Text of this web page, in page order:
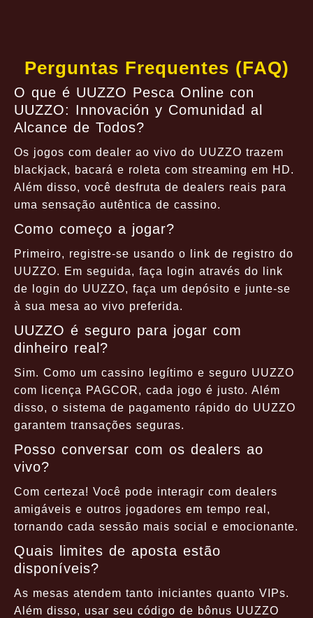
Perguntas Frequentes (FAQ)
O que é UUZZO Pesca Online con
UUZZO: Innovación y Comunidad al
Alcance de Todos?
Os jogos com dealer ao vivo do UUZZO trazem
blackjack, bacará e roleta com streaming em HD.
Além disso, você desfruta de dealers reais para
uma sensação autêntica de cassino.
Como começo a jogar?
Primeiro, registre-se usando o link de registro do
UUZZO. Em seguida, faça login através do link
de login do UUZZO, faça um depósito e junte-se
à sua mesa ao vivo preferida.
UUZZO é seguro para jogar com
dinheiro real?
Sim. Como um cassino legítimo e seguro UUZZO
com licença PAGCOR, cada jogo é justo. Além
disso, o sistema de pagamento rápido do UUZZO
garantem transações seguras.
Posso conversar com os dealers ao
vivo?
Com certeza! Você pode interagir com dealers
amigáveis e outros jogadores em tempo real,
tornando cada sessão mais social e emocionante.
Quais limites de aposta estão
disponíveis?
As mesas atendem tanto iniciantes quanto VIPs.
Além disso, usar seu código de bônus UUZZO